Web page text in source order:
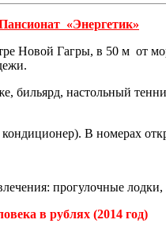
«Энергетик»
Новой Гагры, в 50 м от
бильярд, настольный
В номерах
прогулочные
в рублях (2014 год)